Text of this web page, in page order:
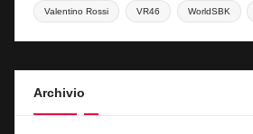
Valentino Rossi VR46 WorldSBK
Archivio